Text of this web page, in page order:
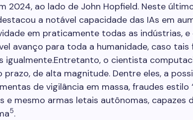
2024, ao lado de John Hopfield. Neste
a notável capacidade das IAs em
em praticamente todas as indústrias, e
avanço para toda a humanidade, caso
igualmente.Entretanto, o cientista
prazo, de alta magnitude. Dentre eles, a
de vigilância em massa, fraudes estilo
e mesmo armas letais autônomas, capazes
5.